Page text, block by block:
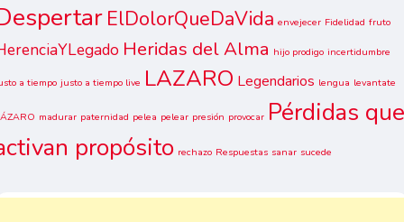
ElDolorQueDaVida envejecer Fidelidad fruto
Heridas del Alma hijo prodigo incertidumbre
a tiempo justo a tiempo live LAZARO Legendarios lengua levantate
madurar paternidad pelea pelear presión provocar Pérdidas que
propósito rechazo Respuestas sanar sucede